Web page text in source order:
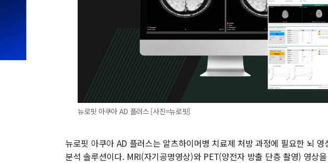
뉴로핏 아쿠아 AD 플러스 [사진=뉴로핏]
뉴로핏 아쿠아 AD 플러스는 알츠하이머병 치료제 처방 과정에 필요한 뇌
분석 솔루션이다. MRI(자기공명영상)와 PET(양전자 방출 단층 촬영) 영상